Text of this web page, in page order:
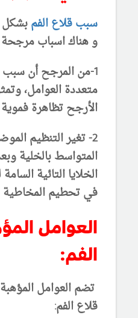
سبب قلاع الفم
و هناك اسباب
1-من المرجح أن سبب
متعددة العوامل،
الأرجح تظاهرة
2- تغير التنظيم
المتواسطبالخلية
الخلايا التائية
في تحطيم
العوامل
الفم:
تضم العوامل
قلاع الفم: